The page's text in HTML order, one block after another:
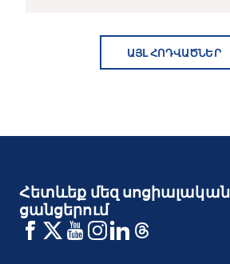
ԱՅԼ ՀՈԴՎԱԾՆԵՐ
Հետևեք մեզ սոցիալական
ցանցերում